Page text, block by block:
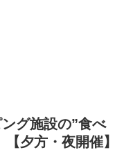
グ施設の”食べ
夕方・夜開催】